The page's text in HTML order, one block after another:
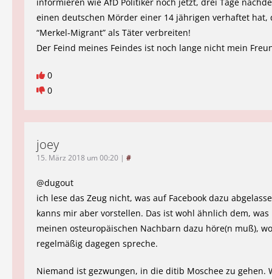
einen deutschen Mörder einer 14 jährigen verhaftet hat,
“Merkel-Migrant” als Täter verbreiten!
Der Feind meines Feindes ist noch lange nicht mein
0
0
joey
15. März 2018 um 00:20 | #
@dugout
ich lese das Zeug nicht, was auf Facebook dazu
kanns mir aber vorstellen. Das ist wohl ähnlich dem,
meinen osteuropäischen Nachbarn dazu höre(n muß),
regelmäßig dagegen spreche.
Niemand ist gezwungen, in die ditib Moschee zu gehen.